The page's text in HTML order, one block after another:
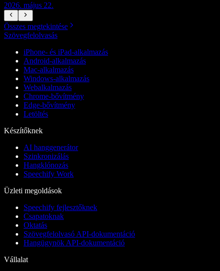
2026. május 22.
Összes megtekintése
Szövegfelolvasás
iPhone- és iPad-alkalmazás
Android-alkalmazás
Mac-alkalmazás
Windows-alkalmazás
Webalkalmazás
Chrome-bővítmény
Edge-bővítmény
Letöltés
Készítőknek
AI hanggenerátor
Szinkronizálás
Hangklónozás
Speechify Work
Üzleti megoldások
Speechify fejlesztőknek
Csapatoknak
Oktatás
Szövegfelolvasó API-dokumentáció
Hangügynök API-dokumentáció
Vállalat